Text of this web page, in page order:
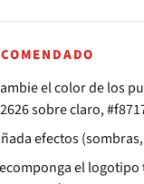
el color de los
sobre claro,
efectos
el